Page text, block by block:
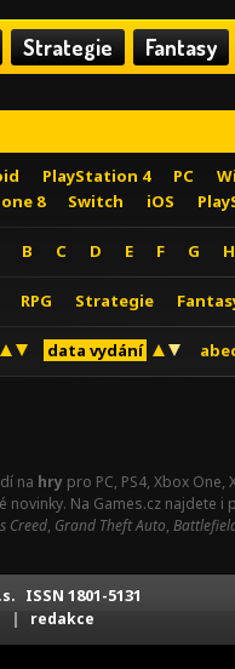
Strategie Fantasy
PlayStation 4 PC
8
Switch iOS
B C D E F G H
RPG Strategie
data vydání
na hry pro PC, PS4, Xbox One,
novinky. Na Games.cz najdete
Creed, Grand Theft Auto,
ISSN 1801-5131
| redakce